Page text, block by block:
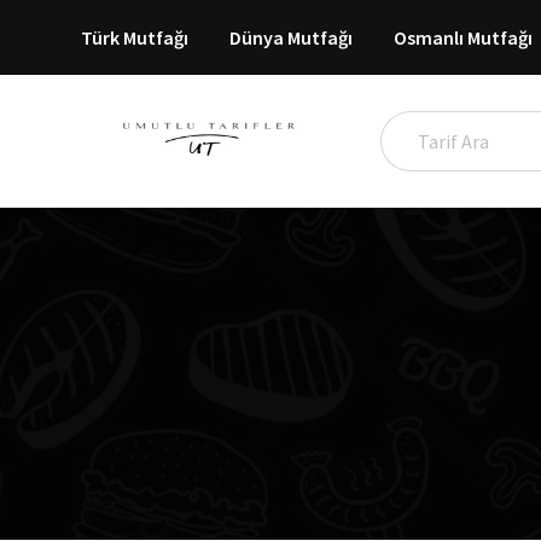
Türk Mutfağı Dünya Mutfağı Osmanlı Mutfağı